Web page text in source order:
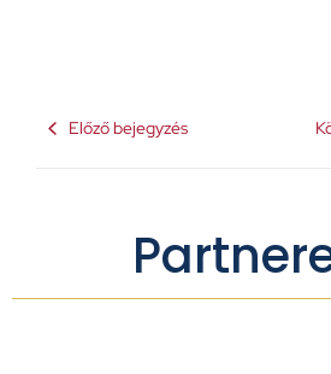
Előző bejegyzés